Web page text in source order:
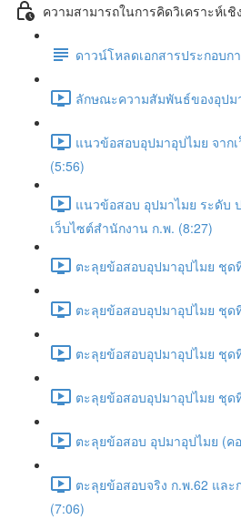
ความสามารถในการคิดวิเคราะห์เ
ดาวน์โหลดเอกสารประกอบก
ลักษณะความสัมพันธ์ของอุปม
แนวข้อสอบอุปมาอุปไมย จาก
(5:56)
แนวข้อสอบ อุปมาไมย ระดับ
เว็บไซต์สำนักงาน ก.พ. (8:27)
ตะลุยข้อสอบอุปมาอุปไมย ชุด
ตะลุยข้อสอบอุปมาอุปไมย ชุด
ตะลุยข้อสอบอุปมาอุปไมย ชุด
ตะลุยข้อสอบอุปมาอุปไมย ชุด
ตะลุยข้อสอบ อุปมาอุปไมย (ค
ตะลุยข้อสอบจริง ก.พ.62 และ
(7:06)